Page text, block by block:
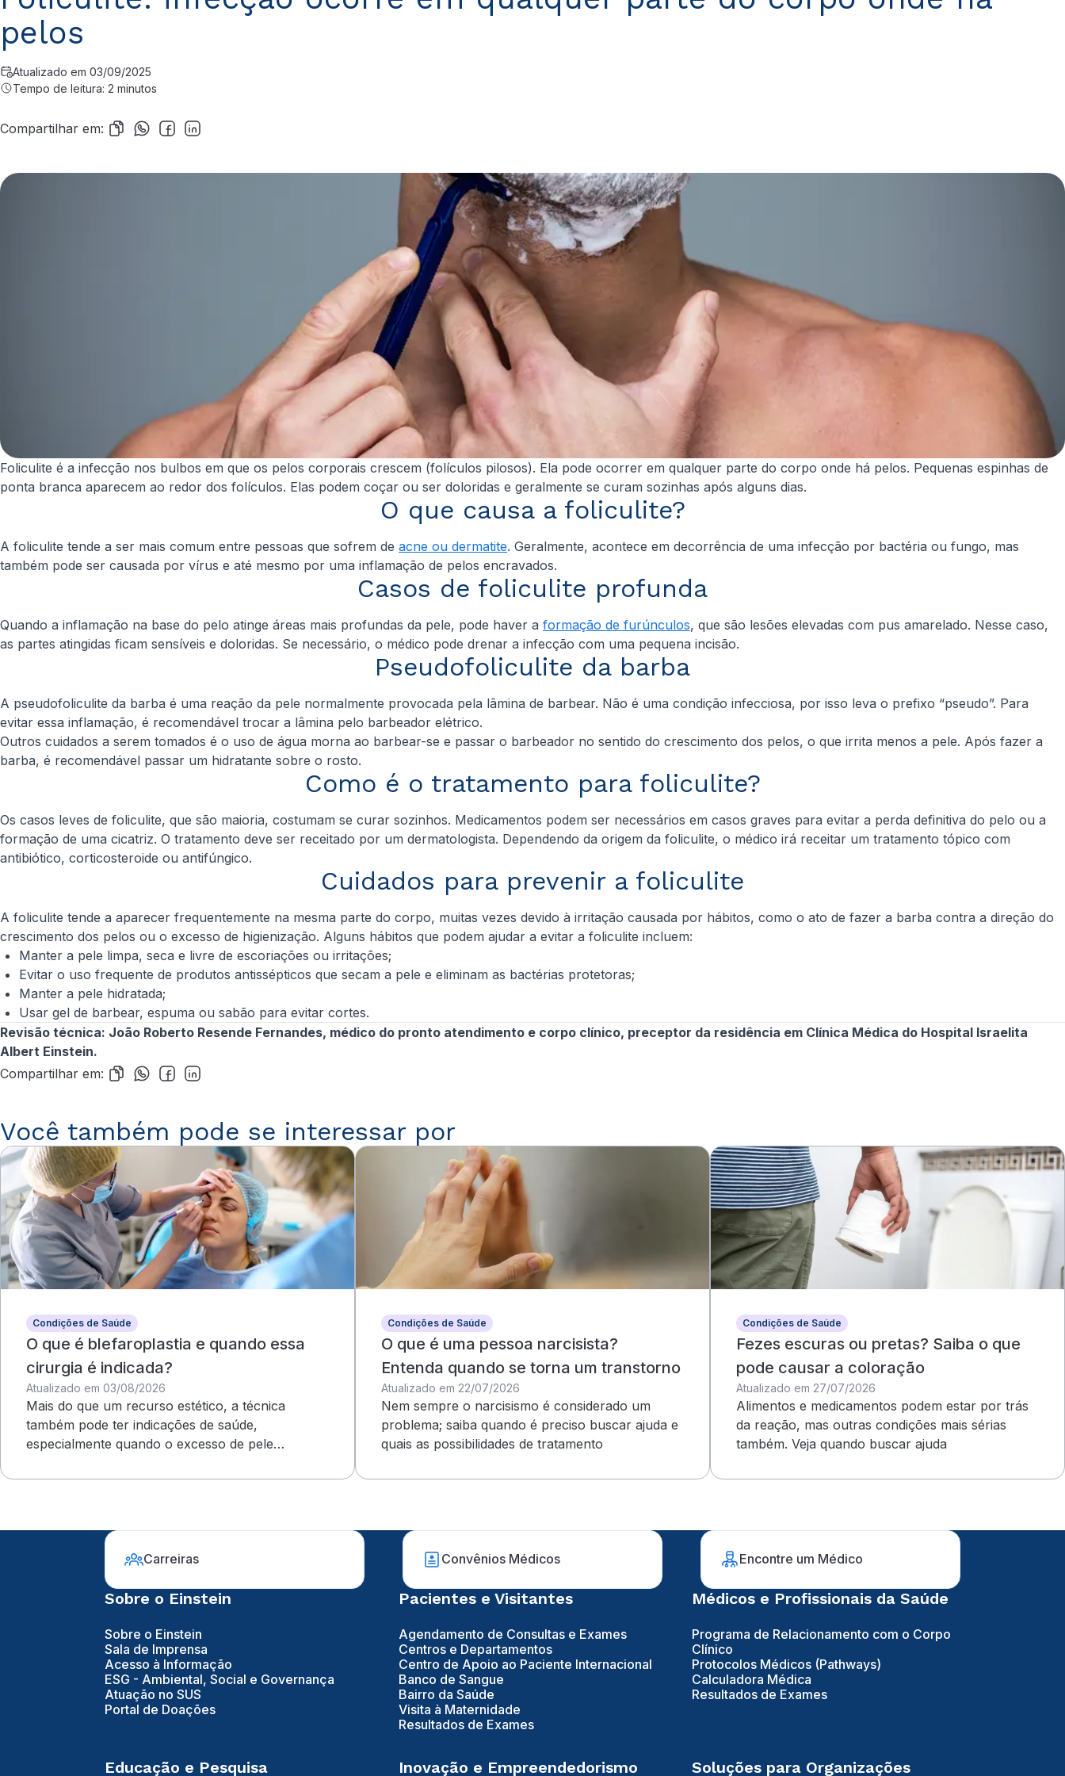
pelos
Atualizado em 03/09/2025
Tempo de leitura: 2 minutos
Compartilhar em:
Foliculite é a infecção nos bulbos em que os pelos corporais crescem (folículos pilosos). Ela pode ocorrer em qualquer parte do corpo onde há pelos. Pequenas espinhas de
ponta branca aparecem ao redor dos folículos. Elas podem coçar ou ser doloridas e geralmente se curam sozinhas após alguns dias.
O que causa a foliculite?
A foliculite tende a ser mais comum entre pessoas que sofrem de acne ou dermatite. Geralmente, acontece em decorrência de uma infecção por bactéria ou fungo, mas
também pode ser causada por vírus e até mesmo por uma inflamação de pelos encravados.
Casos de foliculite profunda
Quando a inflamação na base do pelo atinge áreas mais profundas da pele, pode haver a formação de furúnculos, que são lesões elevadas com pus amarelado. Nesse caso,
as partes atingidas ficam sensíveis e doloridas. Se necessário, o médico pode drenar a infecção com uma pequena incisão.
Pseudofoliculite da barba
A pseudofoliculite da barba é uma reação da pele normalmente provocada pela lâmina de barbear. Não é uma condição infecciosa, por isso leva o prefixo “pseudo”. Para
evitar essa inflamação, é recomendável trocar a lâmina pelo barbeador elétrico.
Outros cuidados a serem tomados é o uso de água morna ao barbear-se e passar o barbeador no sentido do crescimento dos pelos, o que irrita menos a pele. Após fazer a
barba, é recomendável passar um hidratante sobre o rosto.
Como é o tratamento para foliculite?
Os casos leves de foliculite, que são maioria, costumam se curar sozinhos. Medicamentos podem ser necessários em casos graves para evitar a perda definitiva do pelo ou a
formação de uma cicatriz. O tratamento deve ser receitado por um dermatologista. Dependendo da origem da foliculite, o médico irá receitar um tratamento tópico com
antibiótico, corticosteroide ou antifúngico.
Cuidados para prevenir a foliculite
A foliculite tende a aparecer frequentemente na mesma parte do corpo, muitas vezes devido à irritação causada por hábitos, como o ato de fazer a barba contra a direção do
crescimento dos pelos ou o excesso de higienização. Alguns hábitos que podem ajudar a evitar a foliculite incluem:
Manter a pele limpa, seca e livre de escoriações ou irritações;
Evitar o uso frequente de produtos antissépticos que secam a pele e eliminam as bactérias protetoras;
Manter a pele hidratada;
Usar gel de barbear, espuma ou sabão para evitar cortes.
Revisão técnica: João Roberto Resende Fernandes, médico do pronto atendimento e corpo clínico, preceptor da residência em Clínica Médica do Hospital Israelita
Albert Einstein.
Compartilhar em:
Você também pode se interessar por
Condições de Saúde
O que é blefaroplastia e quando essa
cirurgia é indicada?
Atualizado em 03/08/2026
Mais do que um recurso estético, a técnica
também pode ter indicações de saúde,
especialmente quando o excesso de pele
Condições de Saúde
O que é uma pessoa narcisista?
Entenda quando se torna um transtorno
Atualizado em 22/07/2026
Nem sempre o narcisismo é considerado um
problema; saiba quando é preciso buscar ajuda e
quais as possibilidades de tratamento
Condições de Saúde
Fezes escuras ou pretas? Saiba o que
pode causar a coloração
Atualizado em 27/07/2026
Alimentos e medicamentos podem estar por trás
da reação, mas outras condições mais sérias
também. Veja quando buscar ajuda
Carreiras Convênios Médicos Encontre um Médico
Sobre o Einstein
Sobre o Einstein
Sala de Imprensa
Acesso à Informação
ESG - Ambiental, Social e Governança
Atuação no SUS
Portal de Doações
Pacientes e Visitantes
Agendamento de Consultas e Exames
Centros e Departamentos
Centro de Apoio ao Paciente Internacional
Banco de Sangue
Bairro da Saúde
Visita à Maternidade
Resultados de Exames
Médicos e Profissionais da Saúde
Programa de Relacionamento com o Corpo
Clínico
Protocolos Médicos (Pathways)
Calculadora Médica
Resultados de Exames
Educação e Pesquisa Inovação e Empreendedorismo Soluções para Organizações